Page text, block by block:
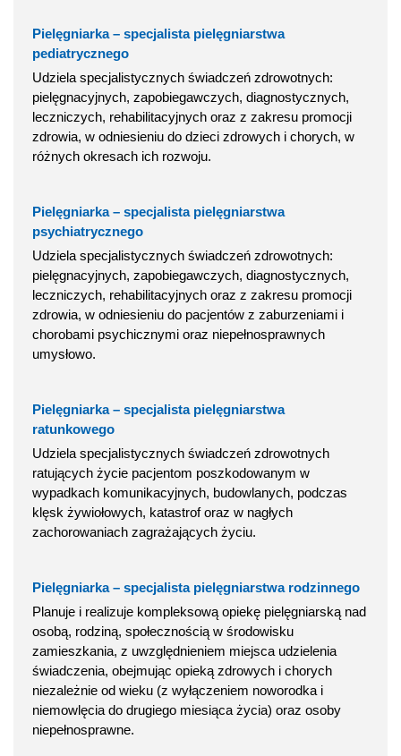
Pielęgniarka – specjalista pielęgniarstwa
pediatrycznego
Udziela specjalistycznych świadczeń zdrowotnych:
pielęgnacyjnych, zapobiegawczych, diagnostycznych,
leczniczych, rehabilitacyjnych oraz z zakresu promocji
zdrowia, w odniesieniu do dzieci zdrowych i chorych, w
różnych okresach ich rozwoju.
Pielęgniarka – specjalista pielęgniarstwa
psychiatrycznego
Udziela specjalistycznych świadczeń zdrowotnych:
pielęgnacyjnych, zapobiegawczych, diagnostycznych,
leczniczych, rehabilitacyjnych oraz z zakresu promocji
zdrowia, w odniesieniu do pacjentów z zaburzeniami i
chorobami psychicznymi oraz niepełnosprawnych
umysłowo.
Pielęgniarka – specjalista pielęgniarstwa
ratunkowego
Udziela specjalistycznych świadczeń zdrowotnych
ratujących życie pacjentom poszkodowanym w
wypadkach komunikacyjnych, budowlanych, podczas
klęsk żywiołowych, katastrof oraz w nagłych
zachorowaniach zagrażających życiu.
Pielęgniarka – specjalista pielęgniarstwa rodzinnego
Planuje i realizuje kompleksową opiekę pielęgniarską nad
osobą, rodziną, społecznością w środowisku
zamieszkania, z uwzględnieniem miejsca udzielenia
świadczenia, obejmując opieką zdrowych i chorych
niezależnie od wieku (z wyłączeniem noworodka i
niemowlęcia do drugiego miesiąca życia) oraz osoby
niepełnosprawne.